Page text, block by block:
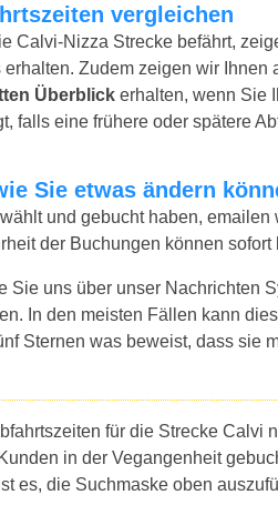
vergleichen
Calvi-Nizza Strecke befährt,
Zudem zeigen wir
Überblick erhalten, wenn Sie
falls eine frühere oder spätere
Sie etwas ändern
und gebucht haben,
der Buchungen können sofort
Sie uns über unser Nachrichten
In den meisten Fällen kann
Sternen was beweist, dass sie
für die Strecke Calvi
in der Vegangenheit
es, die Suchmaske oben